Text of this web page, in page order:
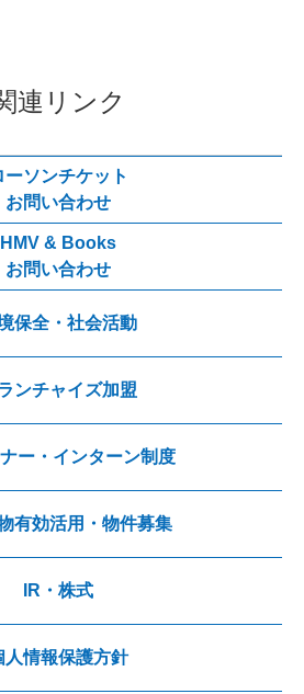
連リンク
ーソンチケット
お問い合わせ
HMV & Books
お問い合わせ
保全・社会活動
ンチャイズ加盟
ー・インターン制度
有効活用・物件募集
IR・株式
人情報保護方針